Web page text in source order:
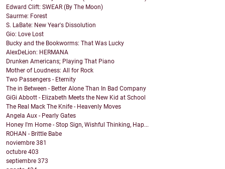
Edward Clift: SWEAR (By The Moon)
Saurme: Forest
S. LaBate: New Year's Dissolution
Gio: Love Lost
Bucky and the Bookworms: That Was Lucky
AlexDeLion: HERMANA
Drunken Americans; Playing That Piano
Mother of Loudness: All for Rock
Two Passengers - Eternity
The in Between - Better Alone Than In Bad Company
GiGi Abbott - Elizabeth Meets the New Kid at School
The Real Mack The Knife - Heavenly Moves
Angela Aux - Pearly Gates
Honey I'm Home - Stop Sign, Wishful Thinking, Hap...
ROHAN - Brittle Babe
noviembre 381
octubre 403
septiembre 373